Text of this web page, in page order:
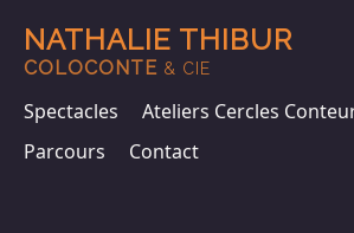
NATHALIE THIBUR
COLOCONTE & CIE
Spectacles Ateliers Cercles
Parcours
Contact